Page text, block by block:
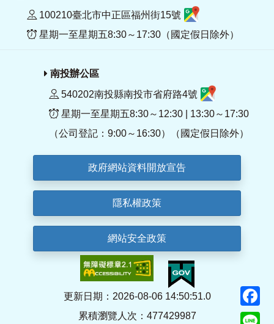
100210臺北市中正區福州街15號
星期一至星期五8:30～17:30（國定假日除外）
南投辦公區
540202南投縣南投市省府路4號
星期一至星期五8:30～12:30 | 13:30～17:30
（公司登記：9:00～16:30）（國定假日除外）
政府網站資料開放宣告
隱私權政策
網站安全政策
更新日期：2026-08-06 14:50:51.0
累積瀏覽人次：477429987